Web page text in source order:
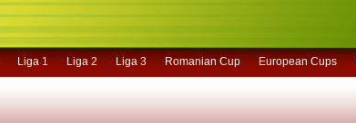
Liga 1 Liga 2 Liga 3 Romanian Cup European Cups